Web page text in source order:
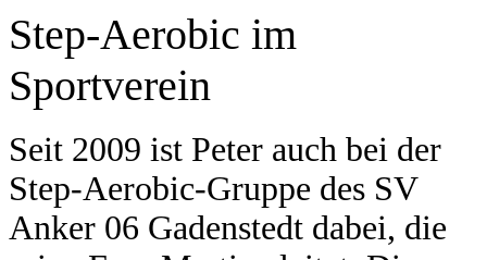
Step-Aerobic im
Sportverein
Seit 2009 ist Peter auch bei der
Step-Aerobic-Gruppe des SV
Anker 06 Gadenstedt dabei, die